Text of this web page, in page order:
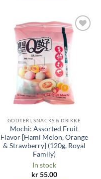
Legg til i
ønskeliste
GODTERI, SNACKS & DRIKKE
Mochi: Assorted Fruit
Flavor [Hami Melon, Orange
& Strawberry] (120g, Royal
Family)
In stock
kr55.00